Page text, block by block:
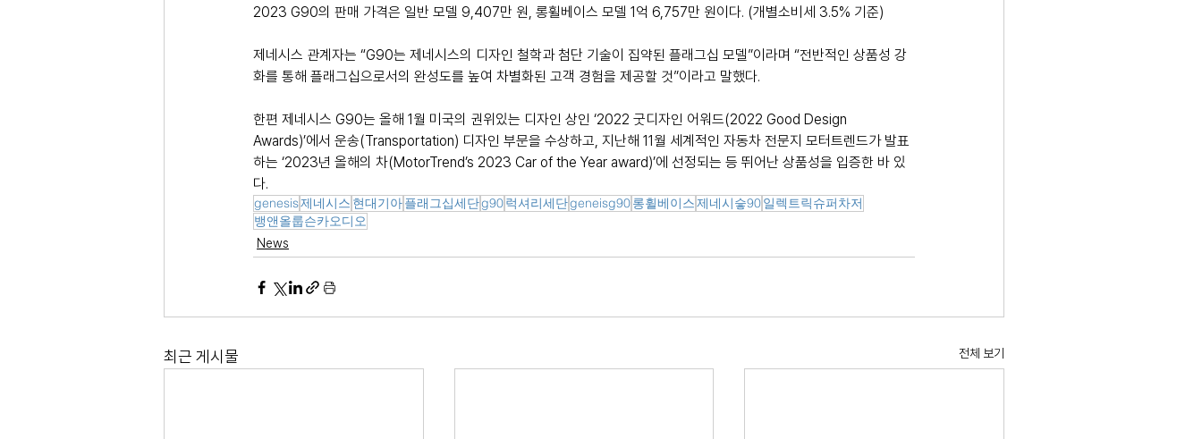
2023 G90의 판매 가격은 일반 모델 9,407만 원, 롱휠베이스 모델 1억 6,757만 원이다. (개별소비세 3.5% 기준)
제네시스 관계자는 “G90는 제네시스의 디자인 철학과 첨단 기술이 집약된 플래그십 모델”이라며 “전반적인 상품성 강
화를 통해 플래그십으로서의 완성도를 높여 차별화된 고객 경험을 제공할 것”이라고 말했다.
한편 제네시스 G90는 올해 1월 미국의 권위있는 디자인 상인 ‘2022 굿디자인 어워드(2022 Good Design
Awards)’에서 운송(Transportation) 디자인 부문을 수상하고, 지난해 11월 세계적인 자동차 전문지 모터트렌드가 발표
하는 ‘2023년 올해의 차(MotorTrend’s 2023 Car of the Year award)’에 선정되는 등 뛰어난 상품성을 입증한 바 있
다.
genesis제네시스 현대기아플래그십세단g90럭셔리세단geneisg90롱휠베이스제네시슿90일렉트릭슈퍼차저
뱅앤올룹슨카오디오
News
최근 게시물 전체 보기